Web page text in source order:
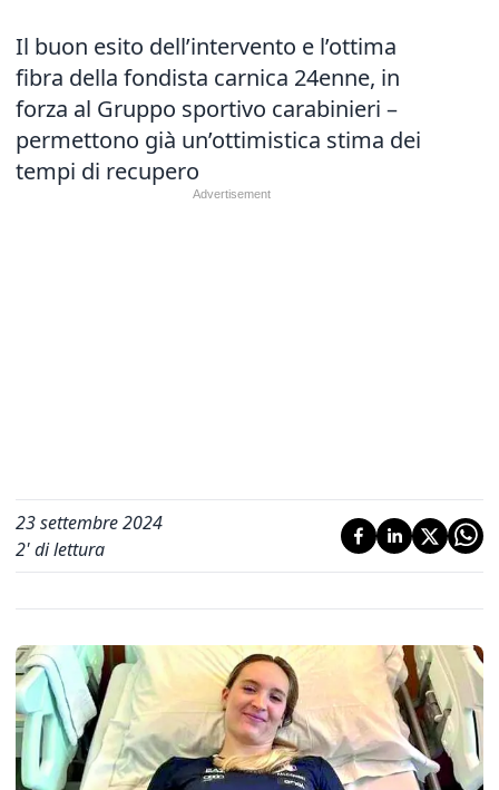
Il buon esito dell’intervento e l’ottima
fibra della fondista carnica 24enne, in
forza al Gruppo sportivo carabinieri –
permettono già un’ottimistica stima dei
tempi di recupero
23 settembre 2024
2' di lettura